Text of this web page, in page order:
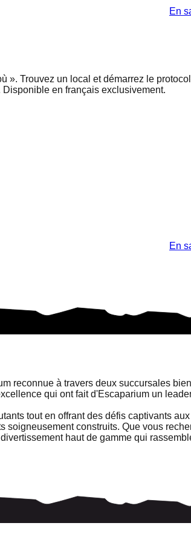
En
». Trouvez un local et démarrez le
en français exclusivement.
En
reconnue à travers deux succursales
qui ont fait d'Escaparium un
tout en offrant des défis captivants
soigneusement construits. Que vous
haut de gamme qui